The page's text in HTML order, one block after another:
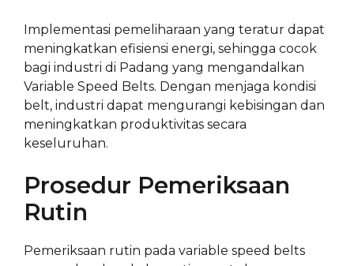
Implementasi pemeliharaan yang teratur dapat
meningkatkan efisiensi energi, sehingga cocok
bagi industri di Padang yang mengandalkan
Variable Speed Belts. Dengan menjaga kondisi
belt, industri dapat mengurangi kebisingan dan
meningkatkan produktivitas secara
keseluruhan.
Prosedur Pemeriksaan
Rutin
Pemeriksaan rutin pada variable speed belts